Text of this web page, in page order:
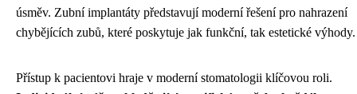
úsměv. Zubní implantáty představují moderní řešení pro nahrazení
chybějících zubů, které poskytuje jak funkční, tak estetické výhody.
Přístup k pacientovi hraje v moderní stomatologii klíčovou roli.